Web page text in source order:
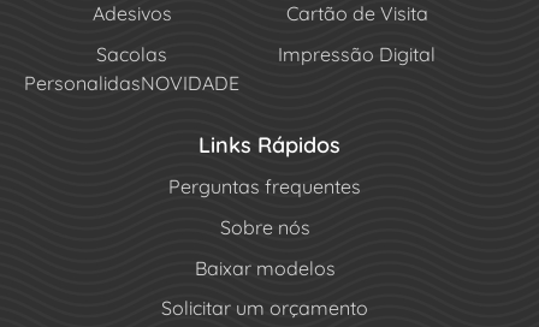
Adesivos
Cartão de Visita
Sacolas
PersonalidasNOVIDADE
Impressão Digital
Links Rápidos
Perguntas frequentes
Sobre nós
Baixar modelos
Solicitar um orçamento